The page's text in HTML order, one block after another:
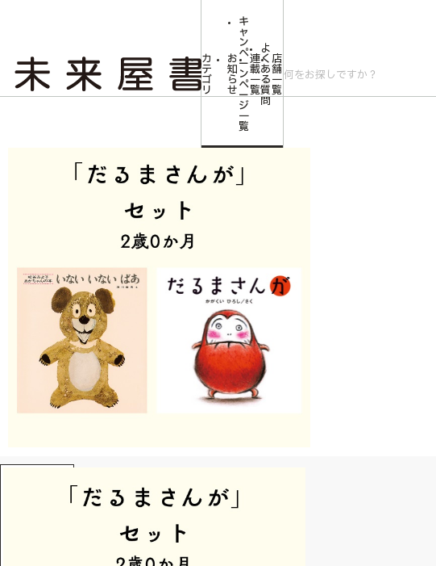
カ
テ
ゴ
リ
お
知
ら
せ
キ
ャ
ン
ペ
ー
ン
ペ
ー
ジ
一
覧
連
載
一
覧
よ
く
あ
る
質
問
店
舗
一
覧
「だるまさんが」セット